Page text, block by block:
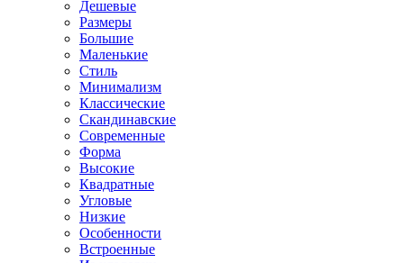
Дешевые
Размеры
Большие
Маленькие
Стиль
Минимализм
Классические
Скандинавские
Современные
Форма
Высокие
Квадратные
Угловые
Низкие
Особенности
Встроенные